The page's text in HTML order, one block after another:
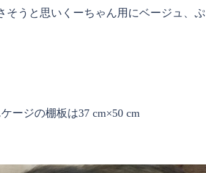
そうと思いくーちゃん用にベージュ、ぷ
ージの棚板は37 cm×50 cm